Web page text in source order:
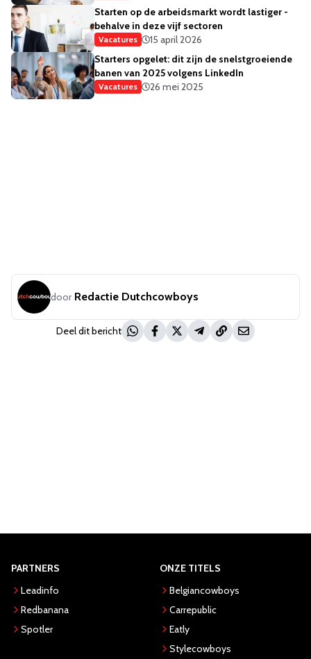
Starten op de arbeidsmarkt wordt lastiger -
behalve in deze vijf sectoren
Vacatures
15 april 2026
Starters opgelet: dit zijn de snelstgroeiende
banen van 2025 volgens LinkedIn
Vacatures 26 mei 2025
door Redactie Dutchcowboys
Deel dit bericht
PARTNERS
Leadinfo
Redbanana
Spotler
ONZE TITELS
Belgiancowboys
Carrepublic
Eatly
Stylecowboys